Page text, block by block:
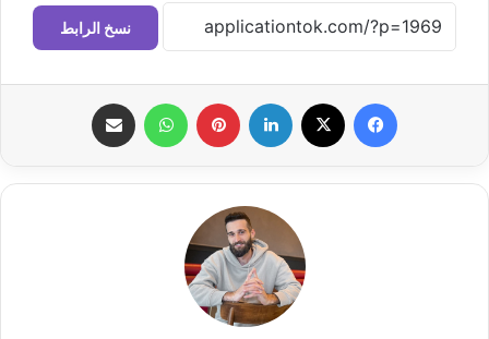
نسخ الرابط
فيسبوك لينكدإن بينتيريست واتساب